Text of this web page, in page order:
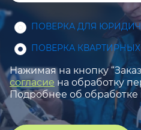
ПОВЕРКА ДЛЯ
ПОВЕРКА
Нажимая на кнопку
согласие на обработку
Подробнее об обработке